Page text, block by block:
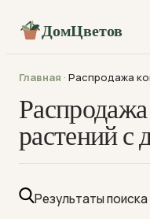
ДомЦветов
Главная · Распродажа
растений с
Результаты поиска